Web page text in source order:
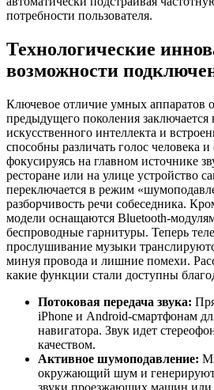
потребности пользователя.
Технологические
возможности
Ключевое отличие умных аппаратов
предыдущего поколения заключается
искусственного интеллекта и
способны различать голос человека
фокусируясь на главном источнике
ресторане или на улице устройство
переключается в режим
разборчивость речи собеседника.
модели оснащаются Bluetooth-
беспроводные гарнитуры. Теперь
прослушивание музыки
минуя провода и лишние помехи.
какие функции стали доступны
Потоковая передача звука:
iPhone и Android-смартфонам
навигатора. Звук идет
качеством.
Активное шумоподавление:
окружающий шум и генерируют
звуки проезжающих машин или